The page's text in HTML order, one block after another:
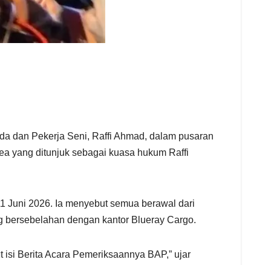
dan Pekerja Seni, Raffi Ahmad, dalam pusaran
yang ditunjuk sebagai kuasa hukum Raffi
Juni 2026. Ia menyebut semua berawal dari
dengan kantor Blueray Cargo.
Berita Acara Pemeriksaannya BAP,” ujar